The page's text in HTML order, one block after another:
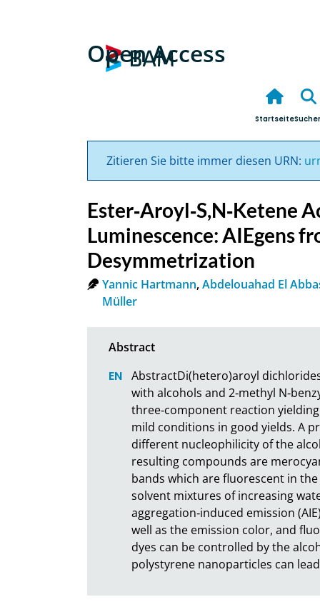
Open Access
Startseite
Zitieren Sie bitte immer diesen URN:
Ester‐Aroyl‐S,N‐Ketene
Luminescence: AIEgens
Desymmetrization
Yannic Hartmann,Abdelouahad El
Müller
AbstractDi(hetero)aroyl
with alcohols and 2‐methyl
three‐component reaction
mild conditions in good yields. A
different nucleophilicity of the
resulting compounds are
bands which are fluorescent in
solvent mixtures of increasing
aggregation‐induced emission
well as the emission color, and
dyes can be controlled by the
polystyrene nanoparticles can